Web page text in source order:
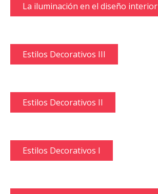
La iluminación en el diseño interior
Estilos Decorativos III
Estilos Decorativos II
Estilos Decorativos I